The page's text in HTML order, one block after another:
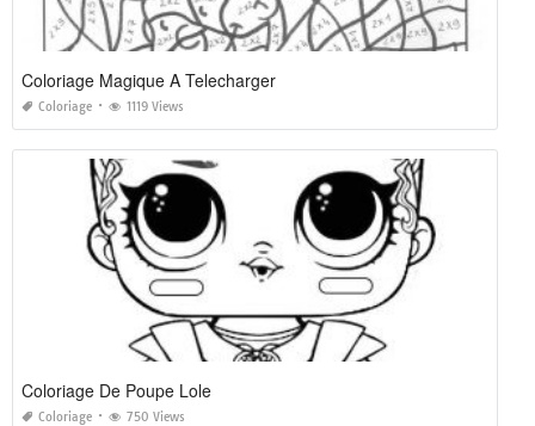
Coloriage Magique A Telecharger
Coloriage 1119 Views
Coloriage De Poupe Lole
Coloriage 750 Views